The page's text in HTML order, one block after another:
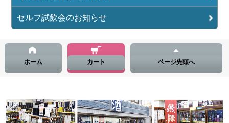
セルフ試飲会のお知らせ
ホーム カート ページ先頭へ